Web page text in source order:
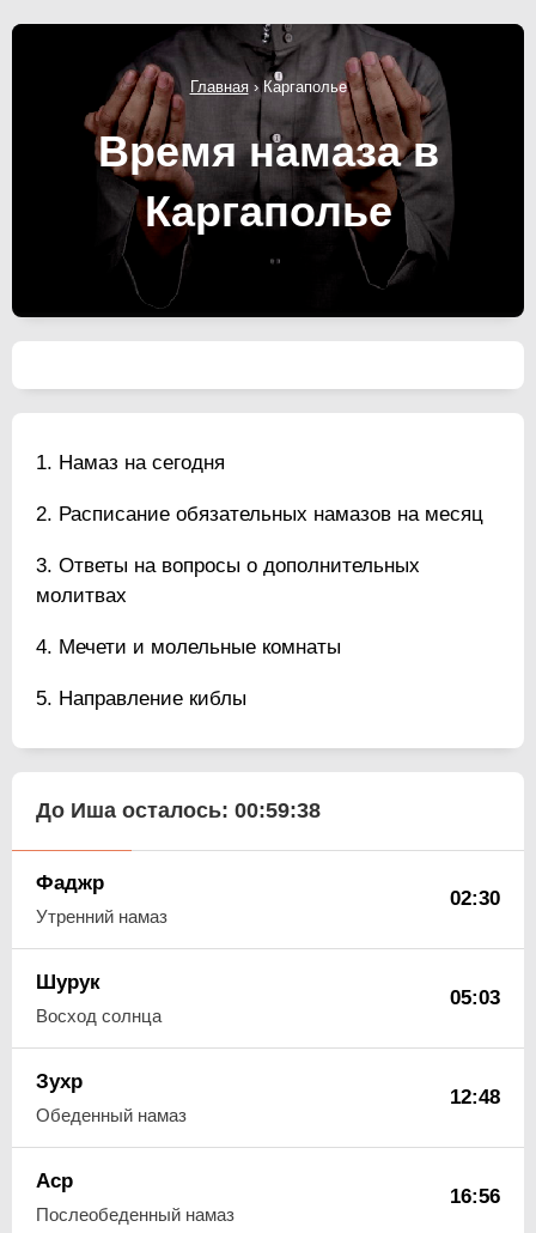
Главная›Каргаполье
Время намаза в
Каргаполье
Намаз на сегодня
Расписание обязательных намазов на месяц
Ответы на вопросы о дополнительных
молитвах
Мечети и молельные комнаты
Направление киблы
До Иша осталось: 00:59:37
Фаджр
Утренний намаз
02:30
Шурук
Восход солнца
05:03
Зухр
Обеденный намаз
12:48
Аср
Послеобеденный намаз
16:56